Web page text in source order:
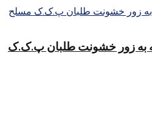
به زور خشونت طلبان پ.ک.ک